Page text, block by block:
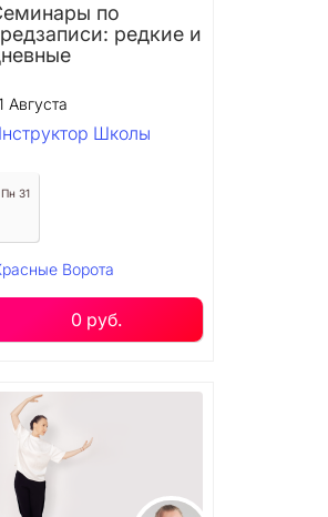
по
редкие и
Августа
Школы
Пн 31
Ворота
0 руб.